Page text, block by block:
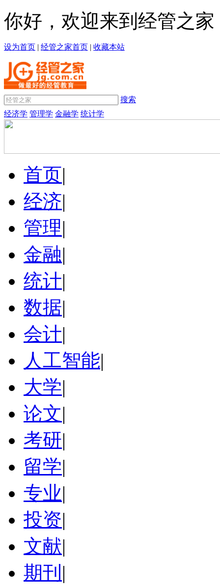
你好，欢迎来到经管之家
设为首页 | 经管之家首页 | 收藏本站
搜索
经济学 管理学 金融学 统计学
首页|
经济|
管理|
金融|
统计|
数据|
会计|
人工智能|
大学|
论文|
考研|
留学|
专业|
投资|
文献|
期刊 |